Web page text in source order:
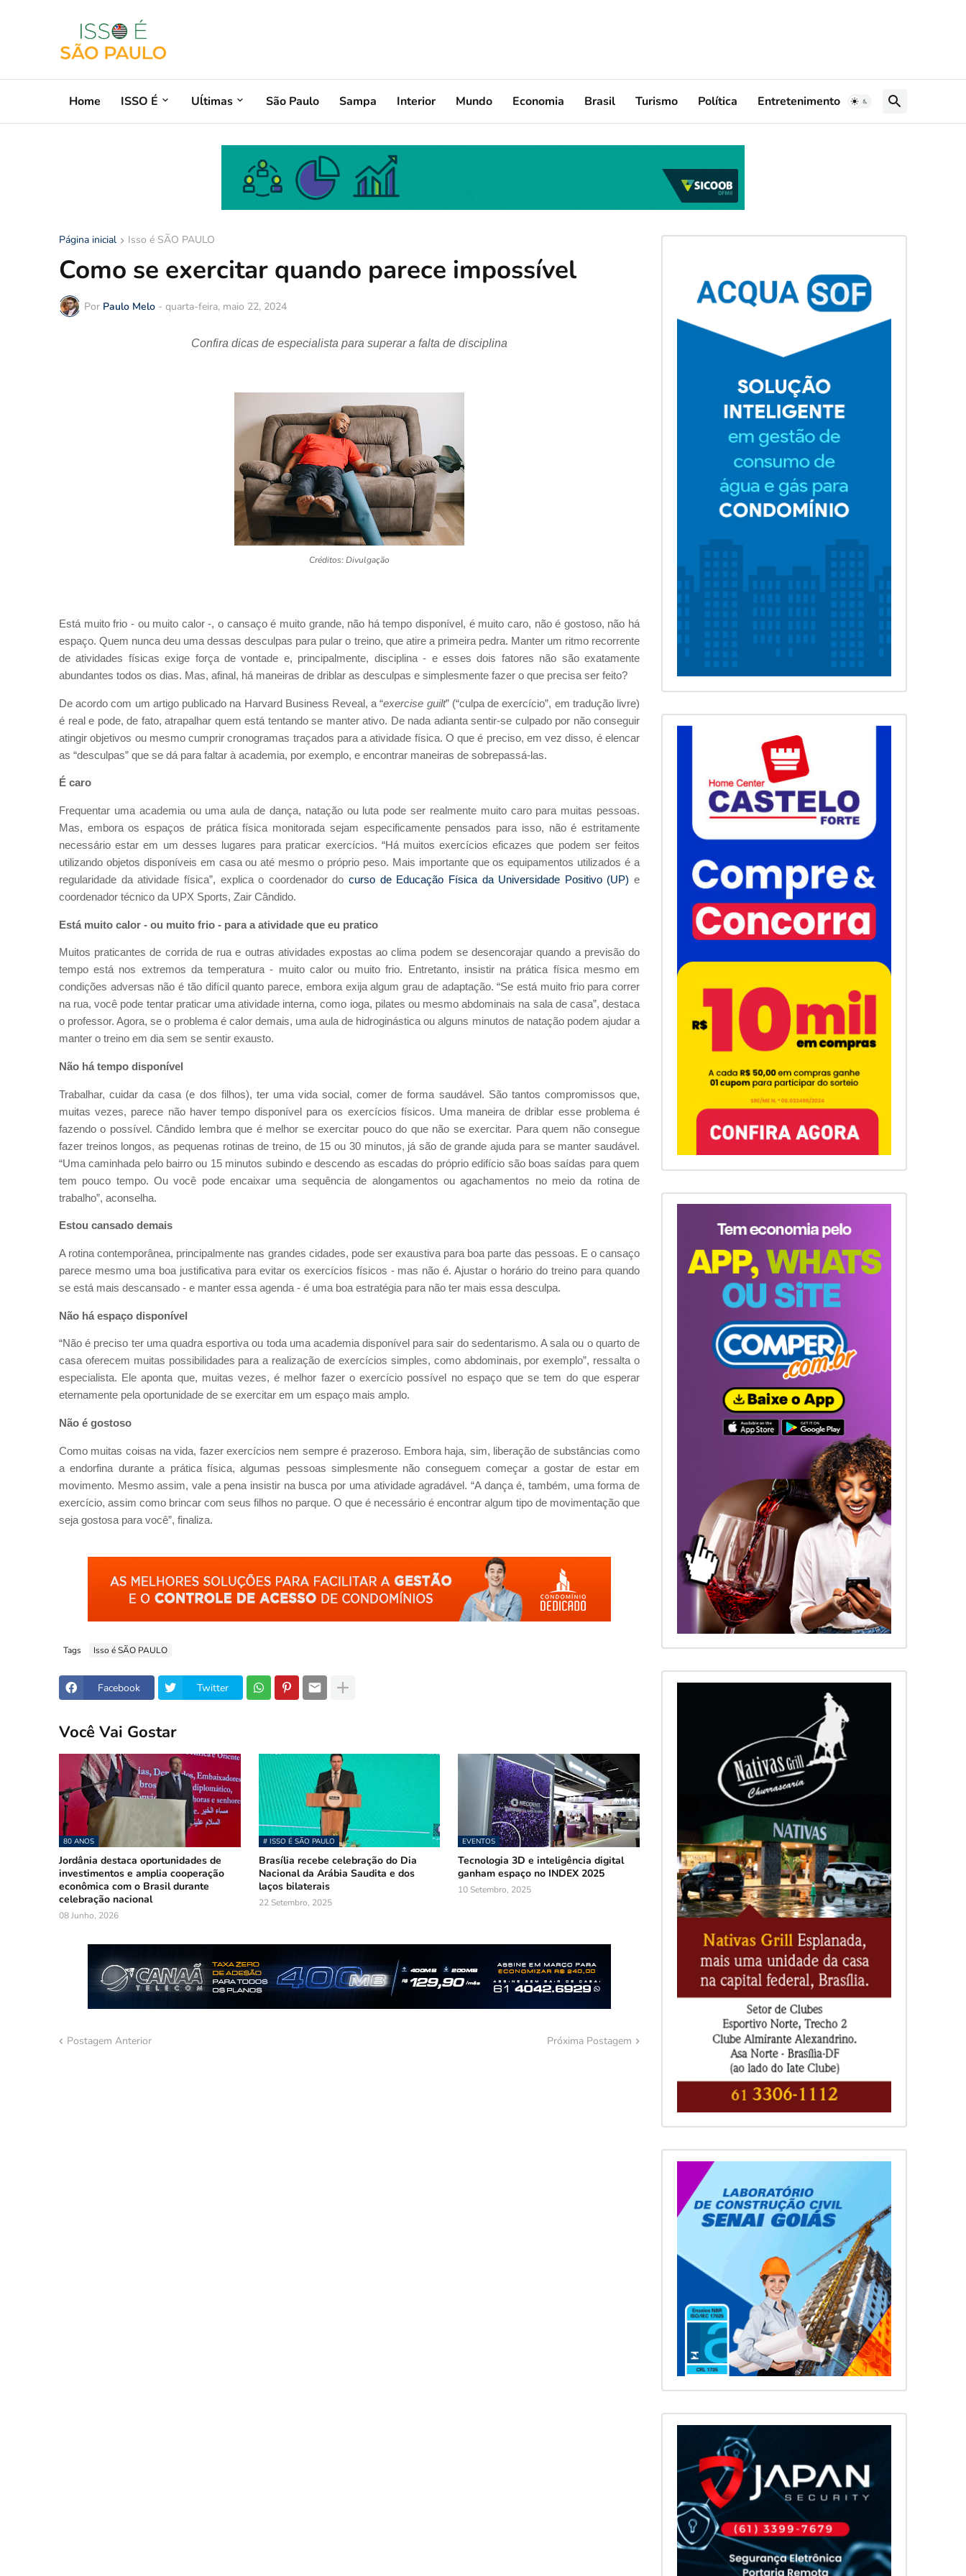
Home ISSO É Uĺtimas São Paulo Sampa Interior Mundo Economia Brasil Turismo Política Entretenimento
Página inicial Isso é SÃO PAULO
Como se exercitar quando parece impossível
Por Paulo Melo - quarta-feira, maio 22, 2024
Confira dicas de especialista para superar a falta de disciplina
Créditos: Divulgação
Está muito frio - ou muito calor -, o cansaço é muito grande, não há tempo disponível, é muito caro, não é gostoso, não há
espaço. Quem nunca deu uma dessas desculpas para pular o treino, que atire a primeira pedra. Manter um ritmo recorrente
de atividades físicas exige força de vontade e, principalmente, disciplina - e esses dois fatores não são exatamente
abundantes todos os dias. Mas, afinal, há maneiras de driblar as desculpas e simplesmente fazer o que precisa ser feito?
De acordo com um artigo publicado na Harvard Business Reveal, a “exercise guilt” (“culpa de exercício”, em tradução livre)
é real e pode, de fato, atrapalhar quem está tentando se manter ativo. De nada adianta sentir-se culpado por não conseguir
atingir objetivos ou mesmo cumprir cronogramas traçados para a atividade física. O que é preciso, em vez disso, é elencar
as “desculpas” que se dá para faltar à academia, por exemplo, e encontrar maneiras de sobrepassá-las.
É caro
Frequentar uma academia ou uma aula de dança, natação ou luta pode ser realmente muito caro para muitas pessoas.
Mas, embora os espaços de prática física monitorada sejam especificamente pensados para isso, não é estritamente
necessário estar em um desses lugares para praticar exercícios. “Há muitos exercícios eficazes que podem ser feitos
utilizando objetos disponíveis em casa ou até mesmo o próprio peso. Mais importante que os equipamentos utilizados é a
regularidade da atividade física”, explica o coordenador do curso de Educação Física da Universidade Positivo (UP) e
coordenador técnico da UPX Sports, Zair Cândido.
Está muito calor - ou muito frio - para a atividade que eu pratico
Muitos praticantes de corrida de rua e outras atividades expostas ao clima podem se desencorajar quando a previsão do
tempo está nos extremos da temperatura - muito calor ou muito frio. Entretanto, insistir na prática física mesmo em
condições adversas não é tão difícil quanto parece, embora exija algum grau de adaptação. “Se está muito frio para correr
na rua, você pode tentar praticar uma atividade interna, como ioga, pilates ou mesmo abdominais na sala de casa”, destaca
o professor. Agora, se o problema é calor demais, uma aula de hidroginástica ou alguns minutos de natação podem ajudar a
manter o treino em dia sem se sentir exausto.
Não há tempo disponível
Trabalhar, cuidar da casa (e dos filhos), ter uma vida social, comer de forma saudável. São tantos compromissos que,
muitas vezes, parece não haver tempo disponível para os exercícios físicos. Uma maneira de driblar esse problema é
fazendo o possível. Cândido lembra que é melhor se exercitar pouco do que não se exercitar. Para quem não consegue
fazer treinos longos, as pequenas rotinas de treino, de 15 ou 30 minutos, já são de grande ajuda para se manter saudável.
“Uma caminhada pelo bairro ou 15 minutos subindo e descendo as escadas do próprio edifício são boas saídas para quem
tem pouco tempo. Ou você pode encaixar uma sequência de alongamentos ou agachamentos no meio da rotina de
trabalho”, aconselha.
Estou cansado demais
A rotina contemporânea, principalmente nas grandes cidades, pode ser exaustiva para boa parte das pessoas. E o cansaço
parece mesmo uma boa justificativa para evitar os exercícios físicos - mas não é. Ajustar o horário do treino para quando
se está mais descansado - e manter essa agenda - é uma boa estratégia para não ter mais essa desculpa.
Não há espaço disponível
“Não é preciso ter uma quadra esportiva ou toda uma academia disponível para sair do sedentarismo. A sala ou o quarto de
casa oferecem muitas possibilidades para a realização de exercícios simples, como abdominais, por exemplo”, ressalta o
especialista. Ele aponta que, muitas vezes, é melhor fazer o exercício possível no espaço que se tem do que esperar
eternamente pela oportunidade de se exercitar em um espaço mais amplo.
Não é gostoso
Como muitas coisas na vida, fazer exercícios nem sempre é prazeroso. Embora haja, sim, liberação de substâncias como
a endorfina durante a prática física, algumas pessoas simplesmente não conseguem começar a gostar de estar em
movimento. Mesmo assim, vale a pena insistir na busca por uma atividade agradável. “A dança é, também, uma forma de
exercício, assim como brincar com seus filhos no parque. O que é necessário é encontrar algum tipo de movimentação que
seja gostosa para você”, finaliza.
Tags Isso é SÃO PAULO
Facebook Twitter
Você Vai Gostar
80 ANOS
Jordânia destaca oportunidades de
investimentos e amplia cooperação
econômica com o Brasil durante
celebração nacional
08 Junho, 2026
# ISSO É SÃO PAULO
Brasília recebe celebração do Dia
Nacional da Arábia Saudita e dos
laços bilaterais
22 Setembro, 2025
EVENTOS
Tecnologia 3D e inteligência digital
ganham espaço no INDEX 2025
10 Setembro, 2025
Postagem Anterior Próxima Postagem